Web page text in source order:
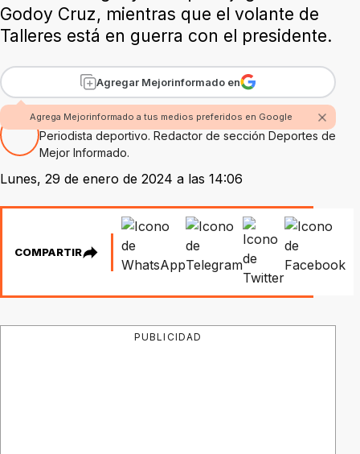
Godoy Cruz, mientras que el volante de
Talleres está en guerra con el presidente.
Agregar Mejorinformado en
Agrega Mejorinformado a tus medios preferidos en Google
Por Juan Sáber
Periodista deportivo. Redactor de sección Deportes de
Mejor Informado.
Lunes, 29 de enero de 2024 a las 14:06
COMPARTIR
PUBLICIDAD